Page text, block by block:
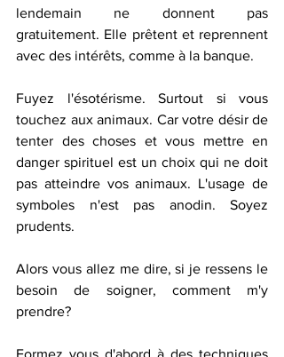
lendemain ne donnent pas
gratuitement. Elle prêtent et reprennent
avec des intérêts, comme à la banque.
Fuyez l'ésotérisme. Surtout si vous
touchez aux animaux. Car votre désir de
tenter des choses et vous mettre en
danger spirituel est un choix qui ne doit
pas atteindre vos animaux. L'usage de
symboles n'est pas anodin. Soyez
prudents.
Alors vous allez me dire, si je ressens le
besoin de soigner, comment m'y
prendre?
Formez vous d'abord à des techniques